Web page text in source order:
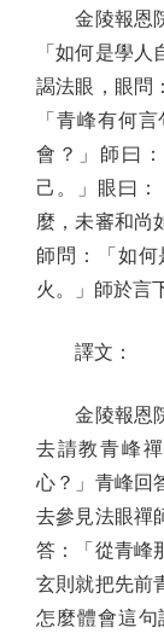
金陵報恩院
「如何是學
謁法眼，眼問
「青峰有何
會？」師曰
己。」眼曰
麼，未審和尚
師問：「如
火。」師於言
譯文：
金陵報恩院
去請教青峰
心？」青峰回
去參見法眼禪
答：「從青峰
玄則就把先前
怎麼體會這